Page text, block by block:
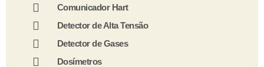
Comunicador Hart
Detector de Alta Tensão
Detector de Gases
Dosímetros